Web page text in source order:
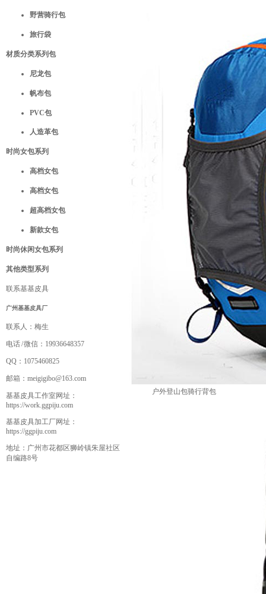
野营骑行包
旅行袋
材质分类系列包
尼龙包
帆布包
PVC包
人造革包
时尚女包系列
高档女包
高档女包
超高档女包
新款女包
时尚休闲女包系列
其他类型系列
联系基基皮具
广州基基皮具厂
联系人： 梅生
电话 / 微信： 19936648357
QQ： 1075460825
邮箱： meigigibo@163.com
基基皮具工作室网址：
https://work.ggpiju.com
基基皮具加工厂网址：
https://ggpiju.com
地址： 广州市花都区狮岭镇朱屋社区
自编路8号
户外登山包骑行背包